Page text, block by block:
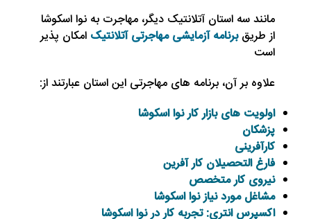
مانند سه استان آتلانتیک دیگر، مهاجرت به نوا اسکوشا
از طریقبرنامه آزمایشی مهاجرتی آتلانتیک امکان پذیر
است
علاوه بر آن، برنامه های مهاجرتی این استان عبارتند از:
اولویت های بازار کار نوا اسکوشا
پزشکان
کارآفرینی
فارغ التحصیلان کار آفرین
نیروی کار متخصص
مشاغل مورد نیاز نوا اسکوشا
اکسپرس انتری: تجربه کار در نوا اسکوشا